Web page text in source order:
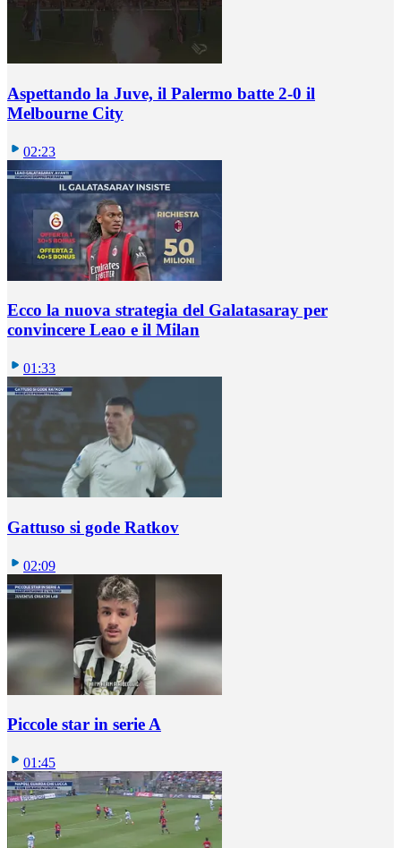
Aspettando la Juve, il Palermo batte 2-0 il
Melbourne City
02:23
Ecco la nuova strategia del Galatasaray per
convincere Leao e il Milan
01:33
Gattuso si gode Ratkov
02:09
Piccole star in serie A
01:45